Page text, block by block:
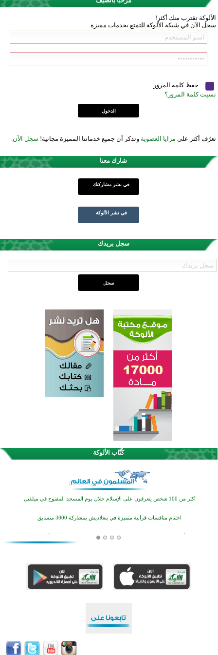
الألوكة تقترب منك أكثر!
سجل الآن في شبكة الألوكة للتمتع بخدمات مميزة.
حفظ كلمة المرور
نسيت كلمة المرور؟
تعرّف أكثر على مزايا العضوية وتذكر أن جميع خدماتنا المميزة مجانية! سجل الآن.
شارك معنا
في نشر مشاركتك
في نشر الألوكة
سجل بريدك
كُتَّاب الألوكة
القرآن والتربية في صدارة البرامج الصيفية للمسلمين في بينزا وساراتوف وموردوفيا هذا العام
اختتام الدورة التاسعة لمسابقة حفظ وتلاوة القرآن الكريم في أزناكاييف
أكثر من 100 شخص يتعرفون على الإسلام خلال يوم المسجد المفتوح في ميلفيل
اختتام منافسات قرآنية متميزة في بنغلاديش بمشاركة 3000 متسابق
منطقة ريبوفسي تحتفل بميلاد مسجد جديد في أجواء إيمانية مميزة